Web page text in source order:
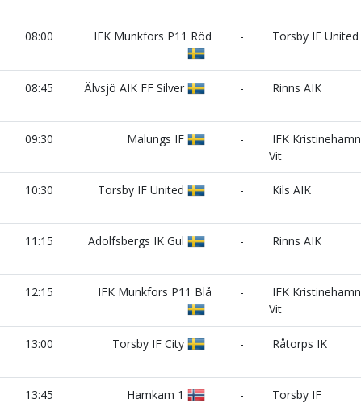
08:00 IFK Munkfors P11 Röd - Torsby IF United
08:45 Älvsjö AIK FF Silver - Rinns AIK
09:30 Malungs IF -
IFK Kristinehamn
Vit
10:30 Torsby IF United - Kils AIK
11:15 Adolfsbergs IK Gul - Rinns AIK
12:15 IFK Munkfors P11 Blå -
IFK Kristinehamn
Vit
13:00 Torsby IF City - Råtorps IK
13:45 Hamkam 1 - Torsby IF